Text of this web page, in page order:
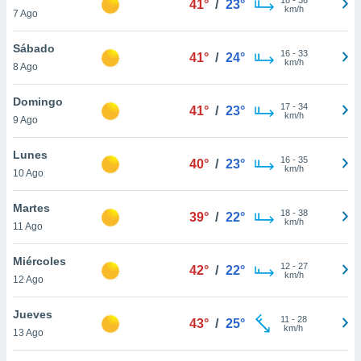
más
nuestra
y
de
disponible
cookies
aceptar
7 Ago
41° / 23°
km/h
Sábado
8 Ago
41° / 24° 16- 33
km/h
Domingo
9 Ago
41° / 23° 17- 34
km/h
Lunes
10 Ago
40° / 23° 16- 35
km/h
Martes
11 Ago
39° / 22° 18- 38
km/h
Miércoles
12 Ago
42° / 22° 12- 27
km/h
Jueves
13 Ago
43° / 25° 11 - 28
km/h